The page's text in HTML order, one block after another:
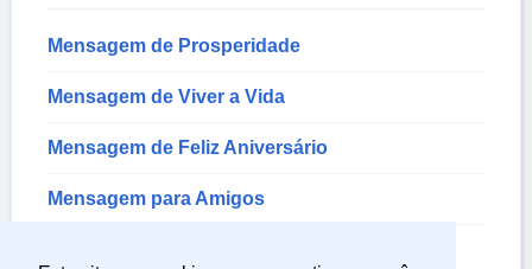
Mensagem de Prosperidade
Mensagem de Viver a Vida
Mensagem de Feliz Aniversário
Mensagem para Amigos